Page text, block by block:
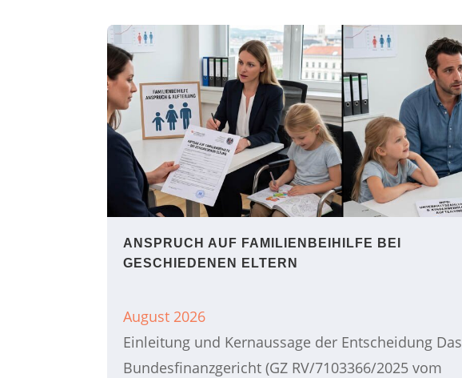
ANSPRUCH AUF FAMILIENBEIHILFE BEI
GESCHIEDENEN ELTERN
August 2026
Einleitung und Kernaussage der Entscheidung Das
Bundesfinanzgericht (GZ RV/7103366/2025 vom